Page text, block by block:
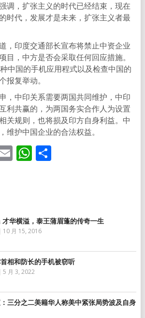
调，扩张主义的时代已经结束，现在
时代，发展才是未来，扩张主义者最
，印度交通部长宣布将禁止中资企业
目，中方是否会采取任何回应措施。
中国的手机应用程式以及检查中国的
报复举动。
，中印关系需要两国共同维护，中印
利共赢的，为两国务实合作人为设置
关规则，也将损及印方自身利益。中
维护中国企业的合法权益。
EmailWhatsApp
分
才华横溢，泰王蒲眉蓬的传奇一生
10 月 15, 2016
相和防长的手机被窃听
5 月 3, 2022
三分之二美籍华人称美中紧张局势波及自身